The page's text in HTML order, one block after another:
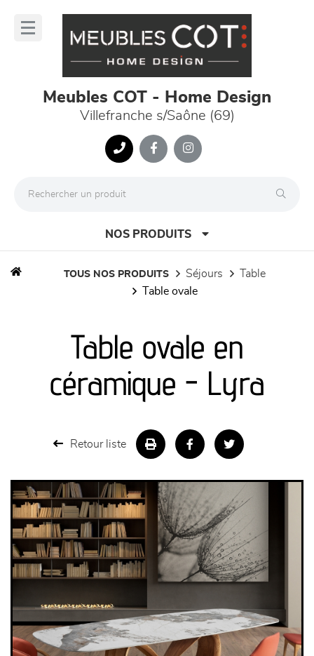
Meubles COT - Home Design
Villefranche s/Saône (69)
NOS PRODUITS
meubles de complément
décoration
TOUS NOS PRODUITS séjours
table
table ovale
Table ovale en
céramique - Lyra
Retour liste